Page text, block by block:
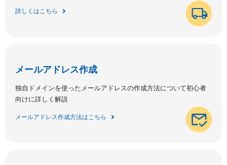
詳しくはこちら
メールアドレス作成
独自ドメインを使ったメールアドレスの作成方法について初心者
向けに詳しく解説
メールアドレス作成方法はこちら